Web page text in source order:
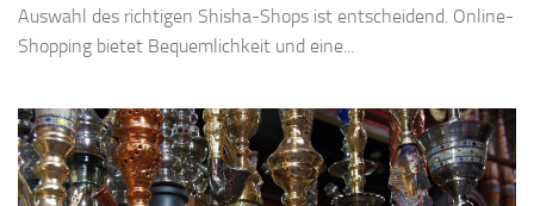
Auswahl des richtigen Shisha-Shops ist entscheidend. Online-
Shopping bietet Bequemlichkeit und eine...